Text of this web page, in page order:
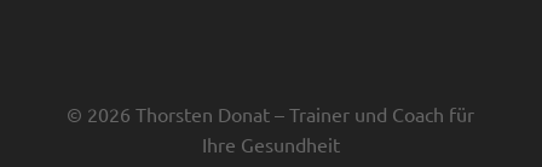
© 2026 Thorsten Donat – Trainer und Coach für
Ihre Gesundheit